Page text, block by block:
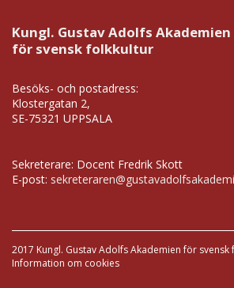
Kungl. Gustav Adolfs Akademien
för svensk folkkultur
Besöks- och postadress:
Klostergatan 2,
SE-75321 UPPSALA
Sekreterare: Docent Fredrik Skott
E-post:
2017 Kungl. Gustav Adolfs Akademien för svensk
Information om cookies